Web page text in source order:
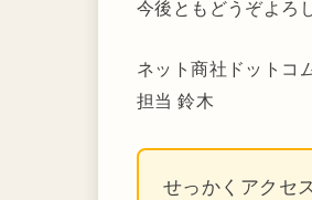
今後ともどうぞよろ
ネット商社ドットコ
担当 鈴木
せっかくアクセ